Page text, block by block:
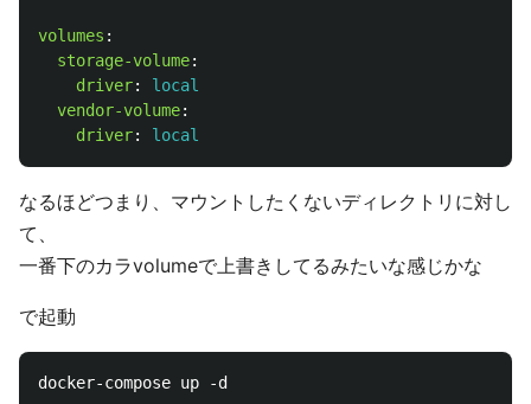
volumes :
storage-volume:
driver:
local
vendor-volume:
driver: local
なるほどつまり、マウントしたくないディレクトリに対し
て、
一番下のカラvolumeで上書きしてるみたいな感じかな
で起動